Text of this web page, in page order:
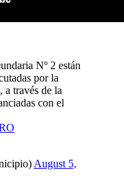
Nº 2 están
por la
a través de la
con el
August 5,